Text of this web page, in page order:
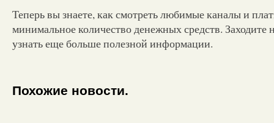
Теперь вы знаете, как смотреть любимые каналы и
минимальное количество денежных средств. Заходите
узнать еще больше полезной информации.
Похожие новости.